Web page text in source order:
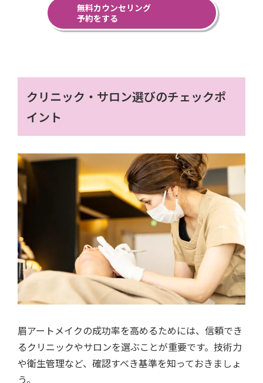
無料カウンセリング
予約をする
クリニック・サロン選びのチェックポ
イント
眉アートメイクの成功率を高めるためには、信頼でき
るクリニックやサロンを選ぶことが重要です。技術力
や衛生管理など、確認すべき基準を知っておきましょ
う。